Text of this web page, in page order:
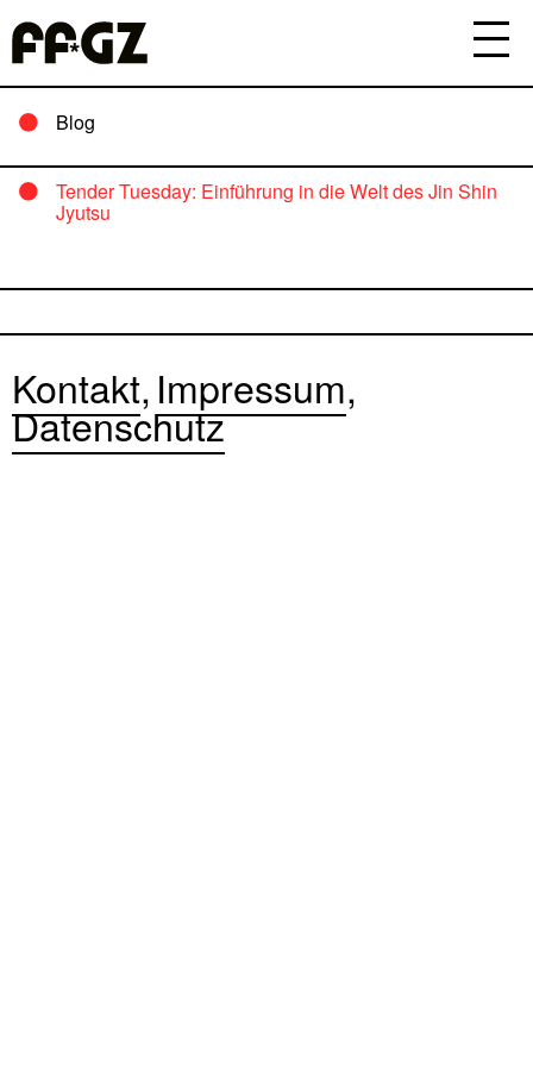
Blog
Tender Tuesday: Einführung in die Welt des Jin Shin
Jyutsu
Kontakt Impressum
Datenschutz